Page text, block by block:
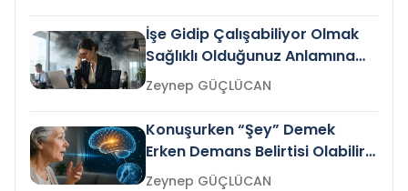
İşe Gidip Çalışabiliyor Olmak
Sağlıklı Olduğunuz Anlamına
Gelir mi?Zeynep GÜÇLÜCAN
Konuşurken “Şey” Demek
Erken Demans Belirtisi Olabilir
mi?
Zeynep GÜÇLÜCAN